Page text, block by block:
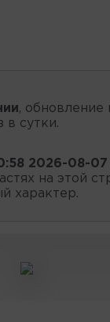
, обновление
в сутки.
2026-08-07
на этой
характер.